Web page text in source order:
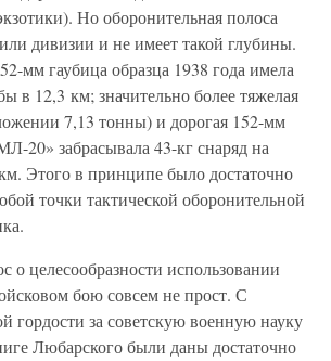
Но оборонительная полоса
дивизии и не имеет такой глубины.
мм гаубица образца 1938 года имела
в 12,3 км; значительно более тяжелая
7,13 тонны) и дорогая 152-мм
20» забрасывала 43-кг снаряд на
Этого в принципе было достаточно
точки тактической оборонительной
о целесообразности использовании
бою совсем не прост. С
гордости за советскую военную науку
Любарского были даны достаточно